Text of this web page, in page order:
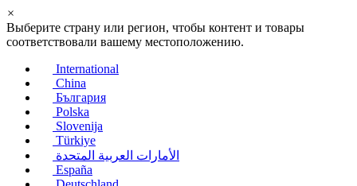
×
Выберите страну или регион, чтобы контент и товары
соответствовали вашему местоположению.
International
China
България
Polska
Slovenija
Türkiye
الأمارات العربية المتحدة
España